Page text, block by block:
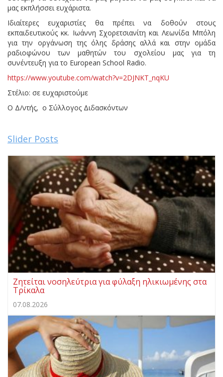
μας εκπλήσσει ευχάριστα.
Ιδιαίτερες ευχαριστίες θα πρέπει να δοθούν στους
εκπαιδευτικούς κκ. Ιωάννη Σχορετσιανίτη και Λεωνίδα Μπόλη
για την οργάνωση της όλης δράσης αλλά και στην ομάδα
ραδιοφώνου των μαθητών του σχολείου μας για τη
συνέντευξη για το European School Radio.
https://www.youtube.com/watch?v=2DJNKT_nqKU
Στέλιο: σε ευχαριστούμε
Ο Δ/ντής, ο Σύλλογος Διδασκόντων
Slider Posts
Ζητείται νοσηλεύτρια για φύλαξη ηλικιωμένης στα
Τρίκαλα
07.08.2026